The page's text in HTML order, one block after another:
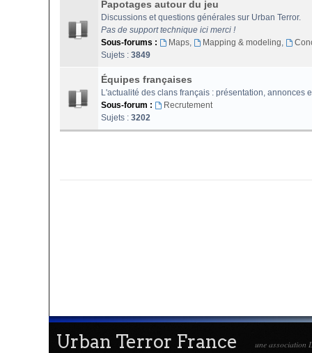
Papotages autour du jeu
Discussions et questions générales sur Urban Terror.
Pas de support technique ici merci !
Sous-forums :
Maps, Mapping & modeling,
Sujets : 3849
Équipes françaises
L'actualité des clans français : présentation, annonces
Sous-forum :
Recrutement
Sujets : 3202
Urban Terror France une association